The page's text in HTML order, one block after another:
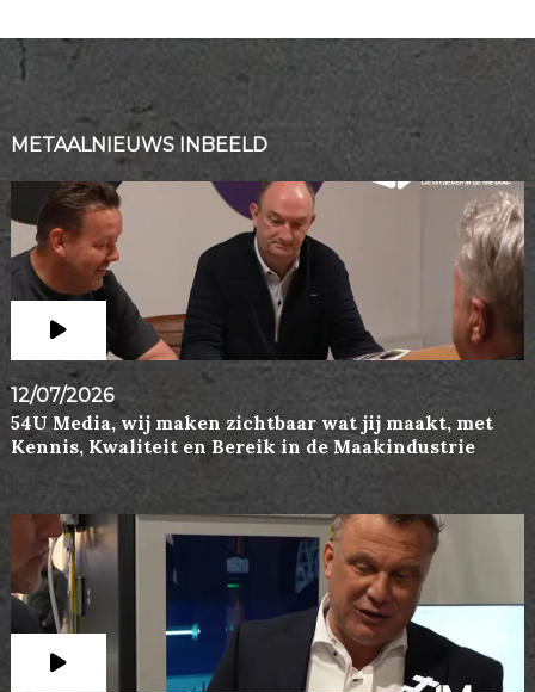
METAALNIEUWS INBEELD
12/07/2026
54U Media, wij maken zichtbaar wat jij maakt, met
Kennis, Kwaliteit en Bereik in de Maakindustrie